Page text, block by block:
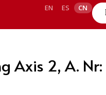
EN ES CN
Axis 2, A.